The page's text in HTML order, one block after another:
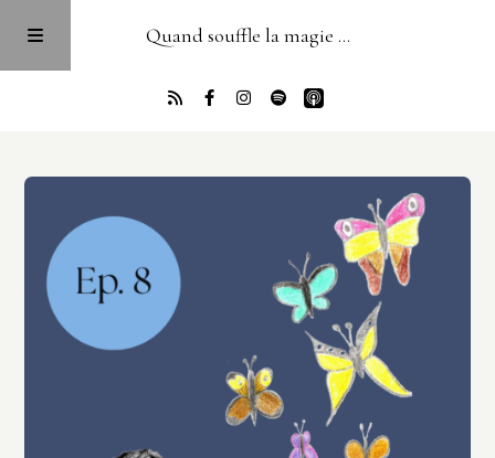
Quand souffle la magie ...
PODCAST
Blog